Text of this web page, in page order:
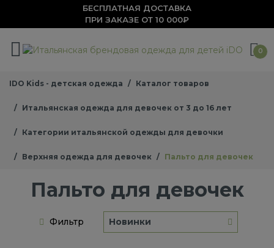
БЕСПЛАТНАЯ ДОСТАВКА
ПРИ ЗАКАЗЕ ОТ 10 000₽
0
IDO Kids - детская одежда Каталог товаров
Итальянская одежда для девочек от 3 до 16 лет
Категории итальянской одежды для девочки
Верхняя одежда для девочек Пальто для девочек
Пальто для девочек
Фильтр Новинки